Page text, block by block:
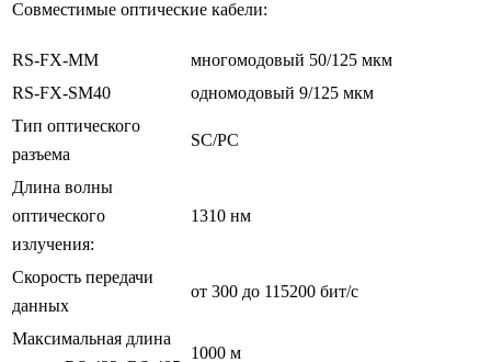
Совместимые оптические кабели:
RS-FX-MM
многомодовый 50/125 мкм
RS-FX-SM40
одномодовый 9/125 мкм
Тип оптического
разъема
SC/PC
Длина волны
оптического
излучения:
1310 нм
Скорость передачи
данных
от 300 до 115200 бит/с
Максимальная длина
1000 м